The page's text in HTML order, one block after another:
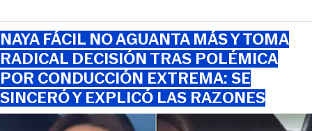
NAYA FÁCIL NO AGUANTA MÁS Y TOMA
RADICAL DECISIÓN TRAS POLÉMICA
POR CONDUCCIÓN EXTREMA: SE
SINCERÓ Y EXPLICÓ LAS RAZONES